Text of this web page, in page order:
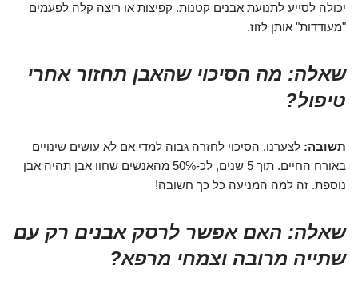
יכולה לסייע לתנועת אבנים קטנות. קפיצות או ריצה קלה לפעמים
"מעודדות" אותן לזוז.
שאלה: מה הסיכוי שהאבן תחזור אחרי
טיפול?
תשובה: לצערנו, הסיכוי לחזרה גבוה למדי אם לא עושים שינויים
באורח החיים. תוך 5 שנים, לכ-50% מהאנשים שחוו אבן תהיה אבן
נוספת. זה למה המניעה כל כך חשובה!
שאלה: האם אפשר לרסק אבנים רק עם
שתייה מרובה וצמחי מרפא?